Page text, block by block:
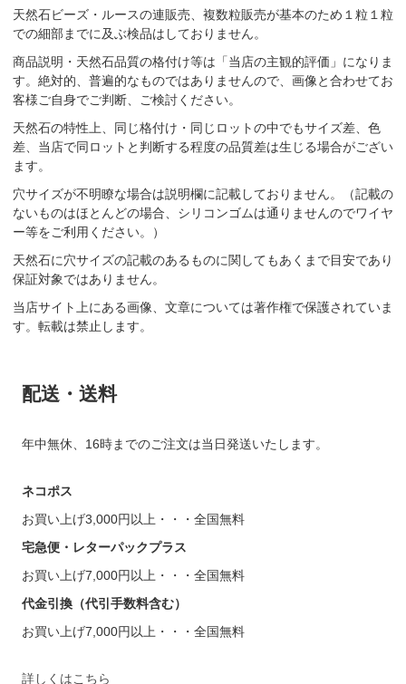
天然石ビーズ・ルースの連販売、複数粒販売が基本のため１粒１粒
での細部までに及ぶ検品はしておりません。
商品説明・天然石品質の格付け等は「当店の主観的評価」になりま
す。絶対的、普遍的なものではありませんので、画像と合わせてお
客様ご自身でご判断、ご検討ください。
天然石の特性上、同じ格付け・同じロットの中でもサイズ差、色
差、当店で同ロットと判断する程度の品質差は生じる場合がござい
ます。
穴サイズが不明瞭な場合は説明欄に記載しておりません。（記載の
ないものはほとんどの場合、シリコンゴムは通りませんのでワイヤ
ー等をご利用ください。）
天然石に穴サイズの記載のあるものに関してもあくまで目安であり
保証対象ではありません。
当店サイト上にある画像、文章については著作権で保護されていま
す。転載は禁止します。
配送・送料
年中無休、16時までのご注文は当日発送いたします。
ネコポス
お買い上げ3,000円以上・・・全国無料
宅急便・レターパックプラス
お買い上げ7,000円以上・・・全国無料
代金引換（代引手数料含む）
お買い上げ7,000円以上・・・全国無料
詳しくはこちら